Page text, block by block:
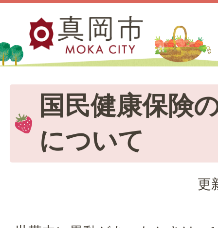
国民健康保険
について
更